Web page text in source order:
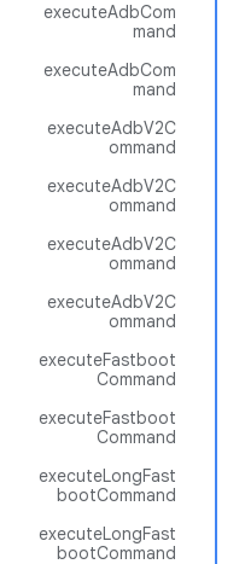
executeAdbCom
mand
executeAdbCom
mand
executeAdbV2C
ommand
executeAdbV2C
ommand
executeAdbV2C
ommand
executeAdbV2C
ommand
executeFastboot
Command
executeFastboot
Command
executeLongFast
bootCommand
executeLongFast
bootCommand
adb Install